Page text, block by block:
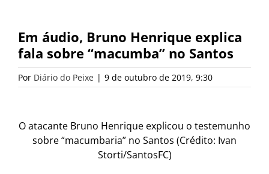
Em áudio, Bruno Henrique explica
fala sobre “macumba” no Santos
Por Diário do Peixe | 9 de outubro de 2019, 9:30
O atacante Bruno Henrique explicou o testemunho
sobre “macumbaria” no Santos (Crédito: Ivan
Storti/SantosFC)